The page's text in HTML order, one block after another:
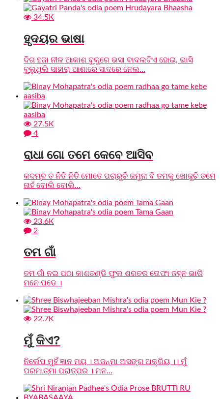
34.5K
ହୃଦୟର ଭାଷା
ଦିଗ ହଜା ନୀଳ ଆକାଶ ବୁକୁରେ ଭସା ବାଦଲଟିଏ ହୋଇ, ଭାସି
ବୁଲୁଥିଲି ସାହାରା ଆଶାରେ ସାଦରେ ନେଲ...
27.5K
4
ରାଧା ଗୋ ତମେ କେବେ ଆସିବ
କଦମ୍ବ ତ ନିତି ନିତି ମୋତେ ପଚାରୁଚି ଜମୁନା ବି ତମକୁ ଖୋଜୁଚି ତମେ
ନାହଁ ବୋଲି ବୋଲି...
23.6K
2
ତମ ଗାଁ
ତମ ଗାଁ ନଇ ପଠା କାଶତଣ୍ଡି ଫୁଲ ଶରତର ତୋଫା ଜହ୍ନ ଭାରି
ମନେ ପଡେ ।
22.7K
ମୁଁ କିଏ?
ନିର୍ଲେପ ମୁହିଁ ଜ୍ଞାନ ମୟ । ଅଜନ୍ମା ଅସଙ୍ଗ ଅକ୍ରିୟ ।। ମୁଁ
ପରମାତ୍ମା ପରାତ୍ପର । ମନ...